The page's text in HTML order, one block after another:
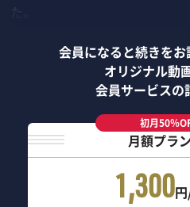
会員になると続きをお
オリジナル動
会員サービスの
初月50％
月額プラン
1,300